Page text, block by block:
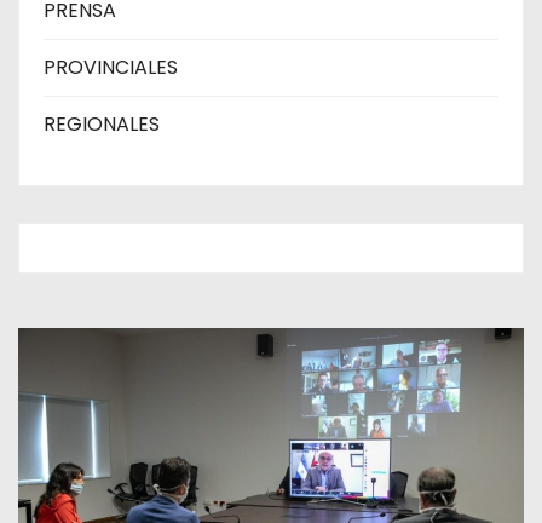
PRENSA
PROVINCIALES
REGIONALES